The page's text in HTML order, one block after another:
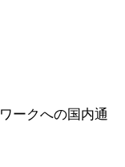
ークへの国内通